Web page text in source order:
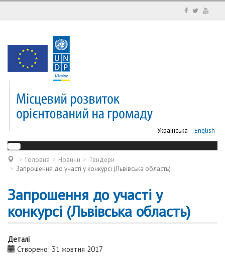
Українська English
Головна Новини
Тендери
Запрошення до участі у конкурсі (Львівська область)
Запрошення до участі у
конкурсі (Львівська область)
Деталі
Створено: 31 жовтня 2017